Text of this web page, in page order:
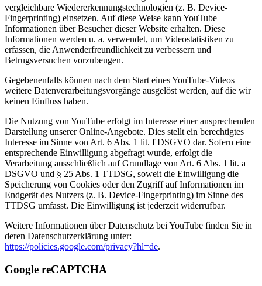
vergleichbare Wiedererkennungstechnologien (z. B. Device-
Fingerprinting) einsetzen. Auf diese Weise kann YouTube
Informationen über Besucher dieser Website erhalten. Diese
Informationen werden u. a. verwendet, um Videostatistiken zu
erfassen, die Anwenderfreundlichkeit zu verbessern und
Betrugsversuchen vorzubeugen.
Gegebenenfalls können nach dem Start eines YouTube-Videos
weitere Datenverarbeitungsvorgänge ausgelöst werden, auf die wir
keinen Einfluss haben.
Die Nutzung von YouTube erfolgt im Interesse einer ansprechenden
Darstellung unserer Online-Angebote. Dies stellt ein berechtigtes
Interesse im Sinne von Art. 6 Abs. 1 lit. f DSGVO dar. Sofern eine
entsprechende Einwilligung abgefragt wurde, erfolgt die
Verarbeitung ausschließlich auf Grundlage von Art. 6 Abs. 1 lit. a
DSGVO und § 25 Abs. 1 TTDSG, soweit die Einwilligung die
Speicherung von Cookies oder den Zugriff auf Informationen im
Endgerät des Nutzers (z. B. Device-Fingerprinting) im Sinne des
TTDSG umfasst. Die Einwilligung ist jederzeit widerrufbar.
Weitere Informationen über Datenschutz bei YouTube finden Sie in
deren Datenschutzerklärung unter:
https://policies.google.com/privacy?hl=de.
Google reCAPTCHA